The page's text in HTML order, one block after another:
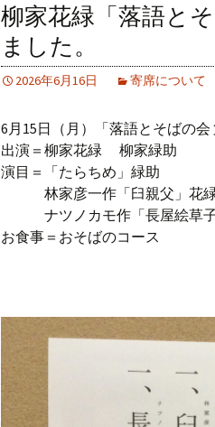
柳家花緑「落語と
ました。
2026年6月16日 寄席について
6月15日（月）「落語とそばの会
出演＝柳家花緑 柳家緑助
演目＝「たらちめ」緑助
林家彦一作「臼親父」花
ナツノカモ作「長屋絵草子
お食事＝おそばのコース